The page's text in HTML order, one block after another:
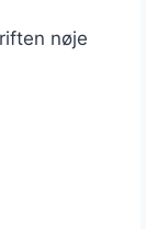
nøje